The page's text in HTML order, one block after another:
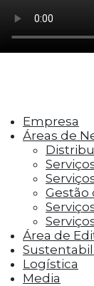
como os
cookies
as
rejeição,
conteúdo
media,
terceiros.
Cookies
Os
entregar
visitaram
campanha
Empresa
Áreas de
Gestão
Área de
Logística
Media